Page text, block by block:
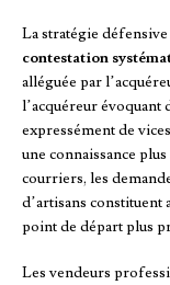
La stratégie
contestation
alléguée par
l’acquéreur évoquant
expressément de
une connaissance
courriers, les
d’artisans constituent
point de départ plus
Les vendeurs